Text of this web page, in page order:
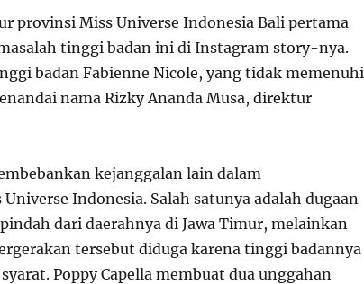
provinsi Miss Universe Indonesia Bali pertama
tinggi badan ini di Instagram story-nya.
badan Fabienne Nicole, yang tidak memenuhi
nama Rizky Ananda Musa, direktur
kejanggalan lain dalam
Indonesia. Salah satunya adalah dugaan
dari daerahnya di Jawa Timur, melainkan
tersebut diduga karena tinggi badannya
Poppy Capella membuat dua unggahan